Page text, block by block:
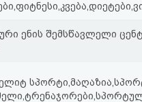
ენის შემსწავლელი